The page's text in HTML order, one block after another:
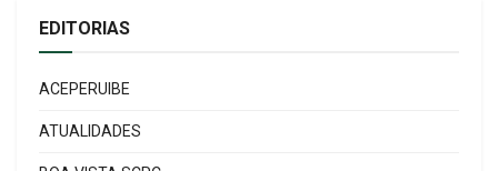
EDITORIAS
ACEPERUIBE
ATUALIDADES